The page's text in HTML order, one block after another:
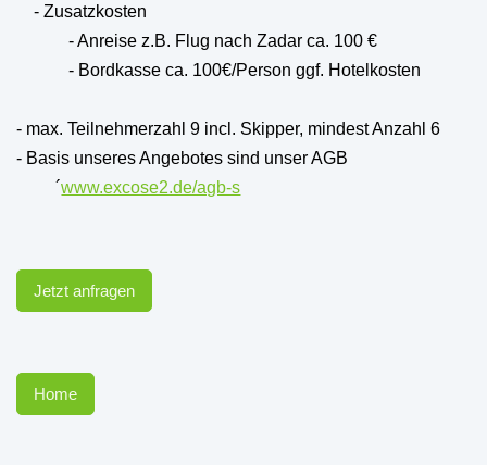
- Zusatzkosten
- Anreise z.B. Flug nach Zadar ca. 100 €
- Bordkasse ca. 100€/Person ggf. Hotelkosten
- max. Teilnehmerzahl 9 incl. Skipper, mindest Anzahl 6
- Basis unseres Angebotes sind unser AGB
´www.excose2.de/agb-s
Jetzt anfragen
Home